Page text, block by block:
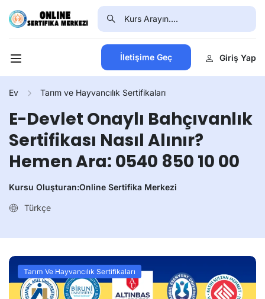
İletişime Geç Giriş Yap
Ev Tarım ve Hayvancılık Sertifikaları
E-Devlet Onaylı Bahçıvanlık
Sertifikası Nasıl Alınır?
Hemen Ara: 0540 850 10 00
Kursu Oluşturan:Online Sertifika Merkezi
Türkçe
Tarım Ve Hayvancılık Sertifikaları